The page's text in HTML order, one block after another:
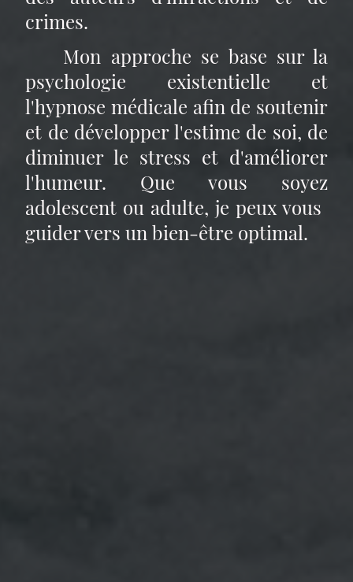
crimes.​
Mon approche se base sur la
psychologie existentielle et
l'hypnose médicale afin de soutenir
et de développer l'estime de soi, de
diminuer le stress et d'améliorer
l'humeur. Que vous soyez
adolescent ou adulte, je peux vous ​
guider vers un bien-être optimal.